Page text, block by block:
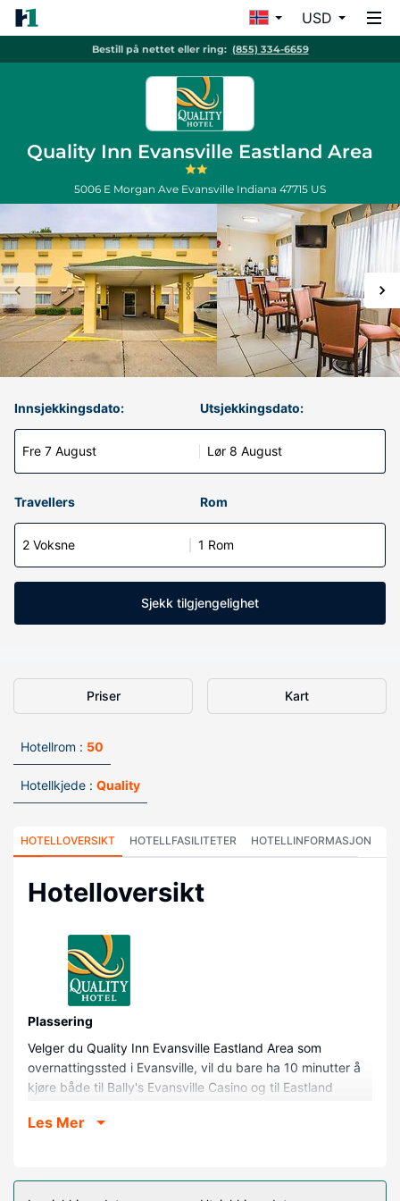
USD
Bestill på nettet eller ring: (855) 334-6659
Quality Inn Evansville Eastland Area
5006 E Morgan Ave Evansville Indiana 47715 US
Innsjekkingsdato:
Fre 7 August
Utsjekkingsdato:
Lør 8 August
Travellers Rom
2 Voksne 1 Rom
Sjekk tilgjengelighet
Priser Kart
Hotellrom : 50
Hotellkjede : Quality
HOTELLOVERSIKT HOTELLFASILITETER HOTELLINFORMASJON
Hotelloversikt
Plassering
Velger du Quality Inn Evansville Eastland Area som
overnattingssted i Evansville, vil du bare ha 10 minutter å
kjøre både til Bally's Evansville Casino og til Eastland
Wesselman Woods Nature Preserve og 0,9 mi (1,5 km)
Les Mer